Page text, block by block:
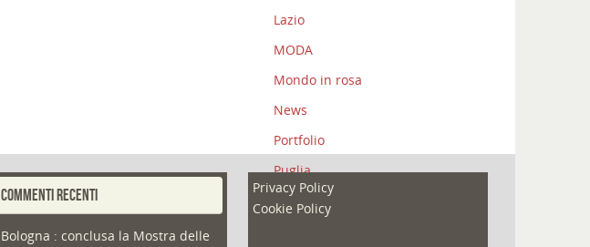
Lazio
MODA
Mondo in rosa
News
Portfolio
Puglia
Redazioni
COMMENTI RECENTI
Bologna : conclusa la Mostra delle
Privacy Policy
Cookie Policy